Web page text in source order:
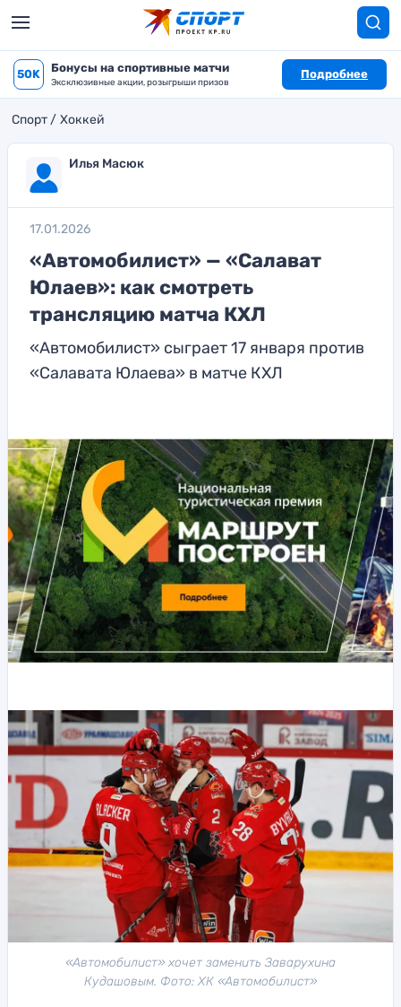
50K Бонусы на спортивные матчи
Эксклюзивные акции, розыгрыши призов
Подробнее
Спорт Хоккей
Илья Масюк
17.01.2026
«Автомобилист» — «Салават
Юлаев»: как смотреть
трансляцию матча КХЛ
«Автомобилист» сыграет 17 января против
«Салавата Юлаева» в матче КХЛ
«Автомобилист» хочет заменить Заварухина
Кудашовым. Фото: ХК «Автомобилист»